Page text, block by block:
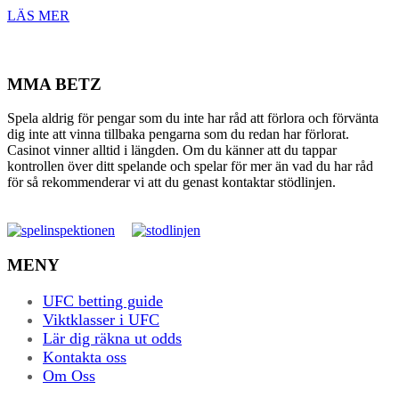
LÄS MER
MMA BETZ
Spela aldrig för pengar som du inte har råd att förlora och förvänta
dig inte att vinna tillbaka pengarna som du redan har förlorat.
Casinot vinner alltid i längden. Om du känner att du tappar
kontrollen över ditt spelande och spelar för mer än vad du har råd
för så rekommenderar vi att du genast kontaktar stödlinjen.
MENY
UFC betting guide
Viktklasser i UFC
Lär dig räkna ut odds
Kontakta oss
Om Oss